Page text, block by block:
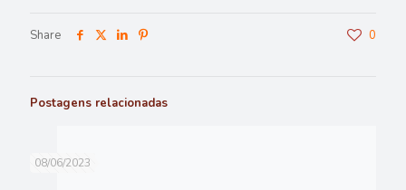
Share 0
Postagens relacionadas
08/06/2023